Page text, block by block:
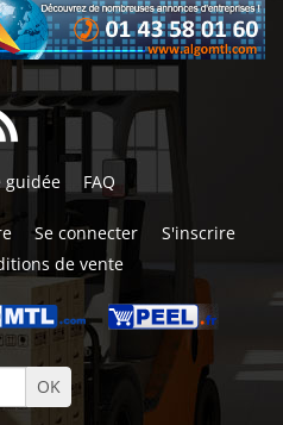
guidée FAQ
Se connecter
S'inscrire
de vente